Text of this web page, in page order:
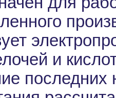
и
последних